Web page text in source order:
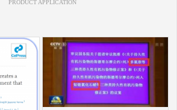
PRODUCT APPLICATION